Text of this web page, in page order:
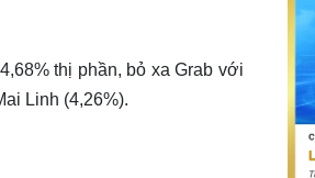
thị phần, bỏ xa Grab với
Linh (4,26%).